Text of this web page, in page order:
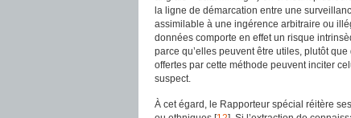
la ligne de démarcation entre une
assimilable à une ingérence arbitraire ou
données comporte en effet un risque
parce qu’elles peuvent être utiles, plutôt
offertes par cette méthode peuvent inciter
suspect.
À cet égard, le Rapporteur spécial réitère